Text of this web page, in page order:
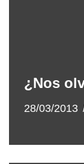
¿Nos
28/03/2013